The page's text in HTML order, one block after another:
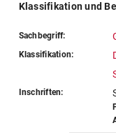
Klassifikation und
Sachbegriff:
Klassifikation:
Inschriften: